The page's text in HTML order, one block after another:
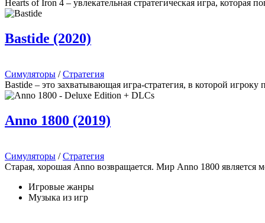
Hearts of Iron 4 – увлекательная стратегическая игра, которая
Bastide (2020)
Симуляторы /Стратегия
Bastide – это захватывающая игра-стратегия, в которой игроку
Anno 1800 (2019)
Симуляторы /Стратегия
Старая, хорошая Anno возвращается. Мир Anno 1800 является
Игровые жанры
Музыка из игр